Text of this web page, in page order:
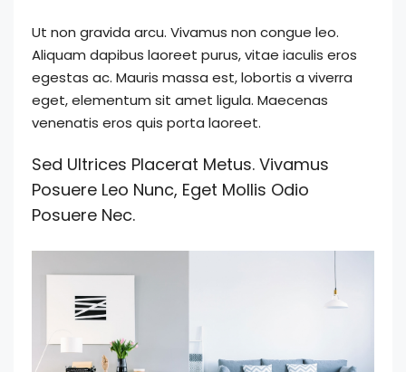
Ut non gravida arcu. Vivamus non congue leo.
Aliquam dapibus laoreet purus, vitae iaculis eros
egestas ac. Mauris massa est, lobortis a viverra
eget, elementum sit amet ligula. Maecenas
venenatis eros quis porta laoreet.
Sed Ultrices Placerat Metus. Vivamus
Posuere Leo Nunc, Eget Mollis Odio
Posuere Nec.